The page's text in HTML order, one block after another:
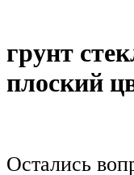
грунт
плоский
Остались